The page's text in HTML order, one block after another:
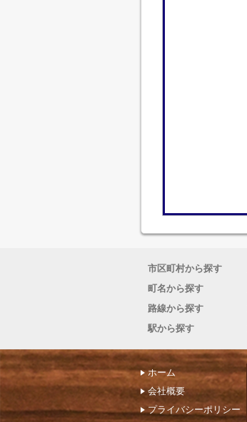
市区町村から探す
町名から探す
路線から探す
駅から探す
ホーム
会社概要
プライバシーポリシー